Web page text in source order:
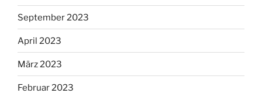
September 2023
April 2023
März 2023
Februar 2023